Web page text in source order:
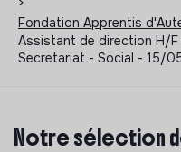
Fondation Apprentis
Assistant de direction H/F
Secretariat - Social - 15/
Notre sélection